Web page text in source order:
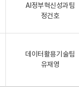
AI정부혁신성과팀
정건호
데이터활용기술팀
유재영